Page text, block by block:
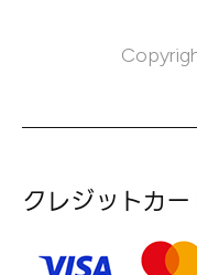
クレジットカ